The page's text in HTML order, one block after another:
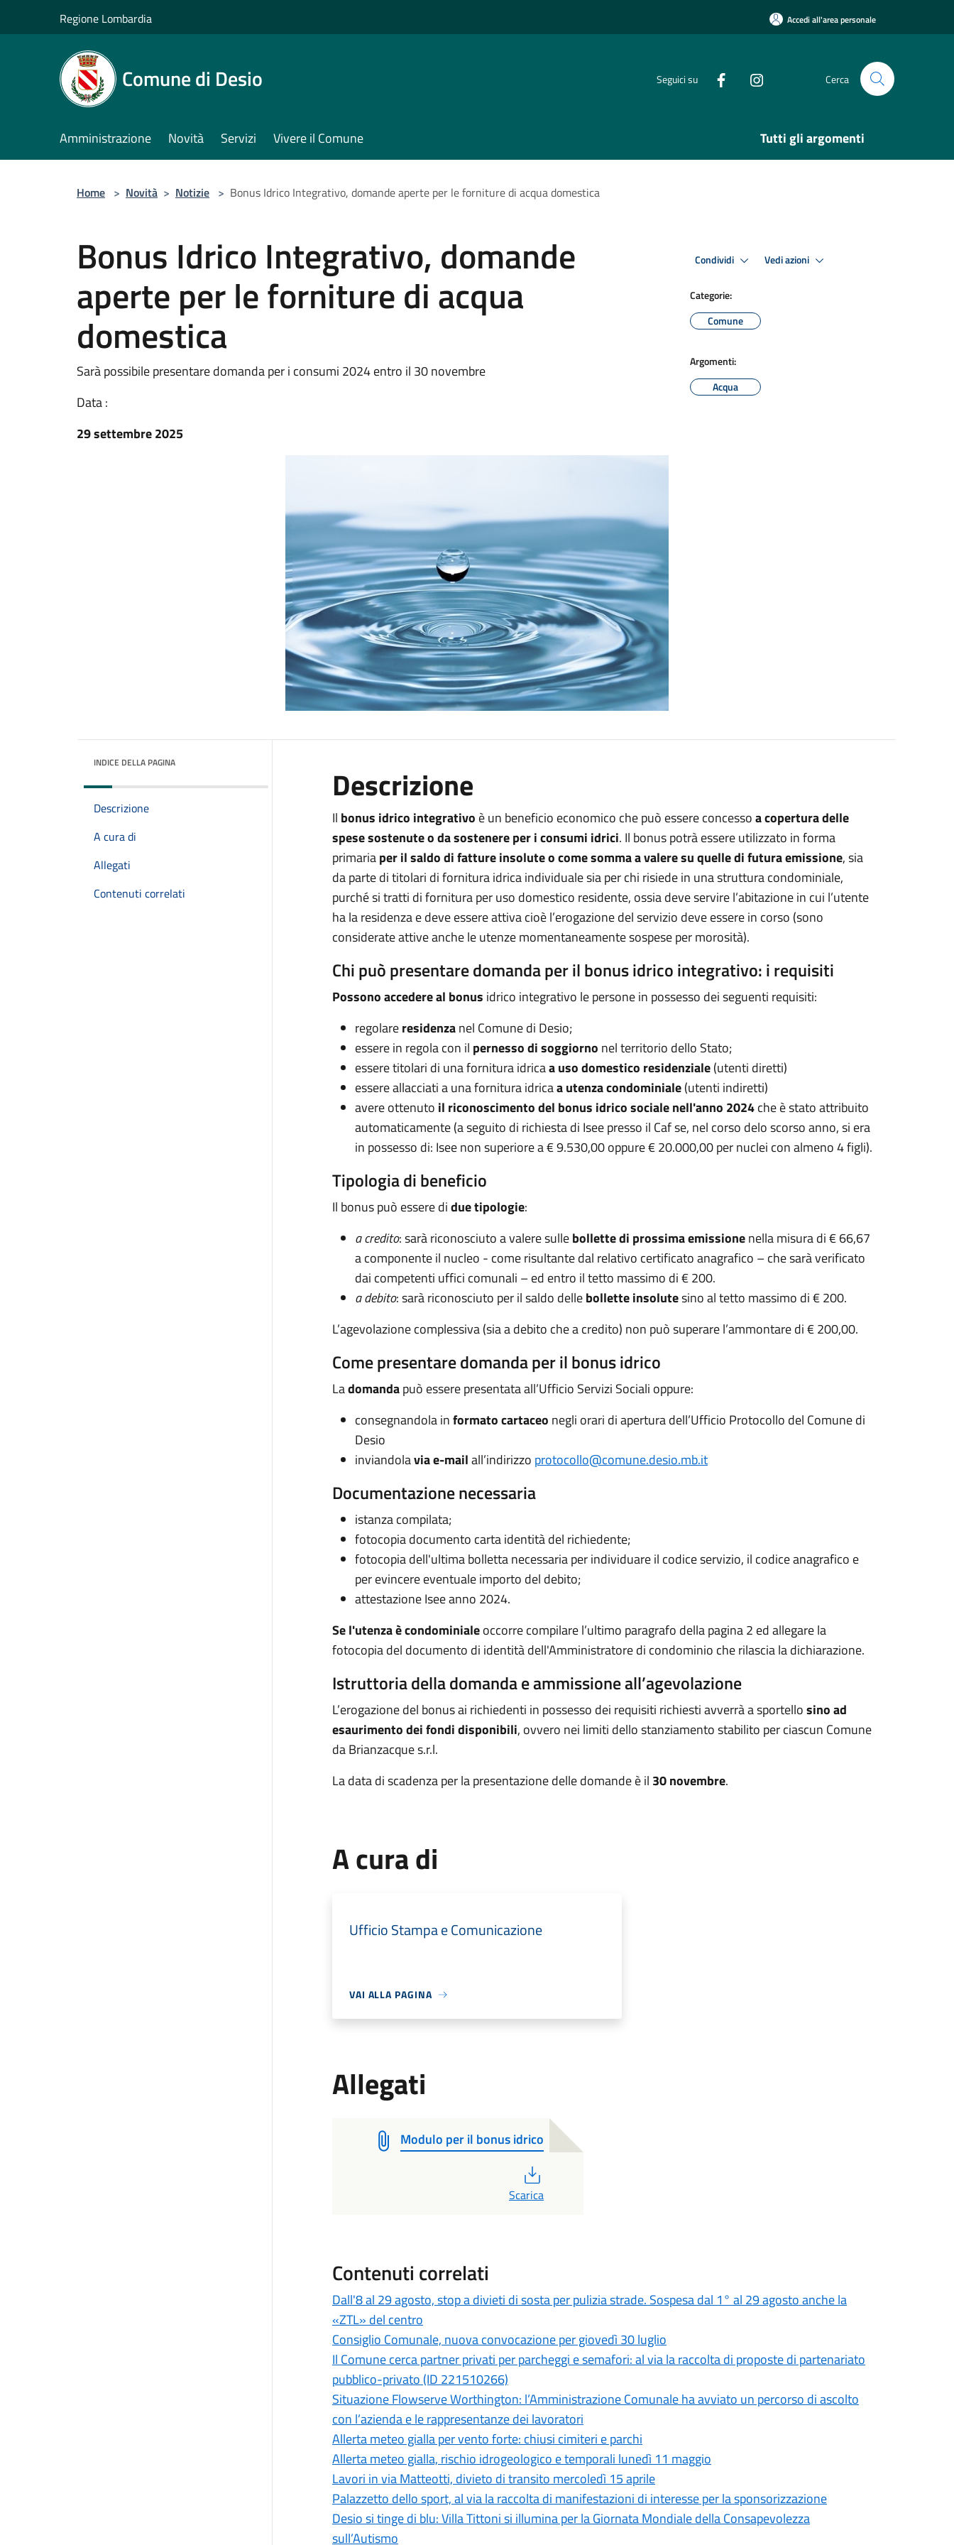
Regione Lombardia Accedi all'area personale
Comune di Desio Seguici su Cerca
Amministrazione Novità Servizi Vivere il Comune Tutti gli argomenti
Home > Novità > Notizie > Bonus Idrico Integrativo, domande aperte per le forniture di acqua domestica
Bonus Idrico Integrativo, domande
aperte per le forniture di acqua
domestica
Sarà possibile presentare domanda per i consumi 2024 entro il 30 novembre
Data :
29 settembre 2025
Condividi Vedi azioni
Categorie:
Comune
Argomenti:
Acqua
INDICE DELLA PAGINA
Descrizione
A cura di
Allegati
Contenuti correlati
Descrizione
Il bonus idrico integrativo è un beneficio economico che può essere concessoa copertura delle
spese sostenute o da sostenere per i consumi idrici. Il bonus potrà essere utilizzato in forma
primariaper il saldo di fatture insolute o come somma a valere su quelle di futura emissione, sia
da parte di titolari di fornitura idrica individuale sia per chi risiede in una struttura condominiale,
purché si tratti di fornitura per uso domestico residente, ossia deve servire l’abitazione in cui l’utente
ha la residenza e deve essere attiva cioè l’erogazione del servizio deve essere in corso (sono
considerate attive anche le utenze momentaneamente sospese per morosità).
Chi può presentare domanda per il bonus idrico integrativo: i requisiti
Possono accedere al bonus idrico integrativo le persone in possesso dei seguenti requisiti:
regolareresidenzanel Comune di Desio;
essere in regola con il pernesso di soggiorno nel territorio dello Stato;
esseretitolari di una fornitura idricaa uso domestico residenziale(utenti diretti)
essere allacciati a una fornitura idricaa utenza condominiale(utenti indiretti)
avere ottenuto il riconoscimento del bonus idrico sociale nell'anno 2024che è stato attribuito
automaticamente (a seguito di richiesta di Isee presso il Caf se, nel corso delo scorso anno, si era
in possesso di: Isee non superiore a € 9.530,00 oppure € 20.000,00 per nuclei con almeno 4 figli).
Tipologia di beneficio
Il bonus può essere didue tipologie:
a credito: sarà riconosciuto a valere sullebollette di prossima emissionenella misura di € 66,67
a componente il nucleo - come risultante dal relativo certificato anagrafico – che sarà verificato
dai competenti uffici comunali – ed entro il tetto massimo di € 200.
a debito: sarà riconosciuto per il saldo dellebollette insolutesino al tetto massimo di € 200.
L’agevolazione complessiva (sia a debito che a credito) non può superare l’ammontare di € 200,00.
Come presentare domanda per il bonus idrico
Ladomandapuò essere presentata all’Ufficio Servizi Sociali oppure:
consegnandola informato cartaceo negli orari di apertura dell’Ufficio Protocollo del Comune di
Desio
inviandolavia e-mailall’indirizzo protocollo@comune.desio.mb.it
Documentazione necessaria
istanza compilata;
fotocopia documento carta identità del richiedente;
fotocopia dell'ultima bolletta necessaria per individuare il codice servizio, il codice anagrafico e
per evincere eventuale importo del debito;
attestazione Isee anno 2024.
Se l'utenza è condominialeoccorre compilare l’ultimo paragrafo della pagina 2 ed allegare la
fotocopia del documento di identità dell'Amministratore di condominio che rilascia la dichiarazione.
Istruttoria della domanda e ammissione all’agevolazione
L’erogazione del bonus ai richiedenti in possesso dei requisiti richiesti avverrà a sportellosino ad
esaurimento dei fondi disponibili, ovvero nei limiti dello stanziamento stabilito per ciascun Comune
da Brianzacque s.r.l.
La data di scadenza per la presentazione delle domande è il 30 novembre.
A cura di
Ufficio Stampa e Comunicazione
VAI ALLA PAGINA
Allegati
Modulo per il bonus idrico
Scarica
Contenuti correlati
Dall'8 al 29 agosto, stop a divieti di sosta per pulizia strade. Sospesa dal 1° al 29 agosto anche la
«ZTL» del centro
Consiglio Comunale, nuova convocazione per giovedì 30 luglio
Il Comune cerca partner privati per parcheggi e semafori: al via la raccolta di proposte di partenariato
pubblico-privato (ID 221510266)
Situazione Flowserve Worthington: l’Amministrazione Comunale ha avviato un percorso di ascolto
con l’azienda e le rappresentanze dei lavoratori
Allerta meteo gialla per vento forte: chiusi cimiteri e parchi
Allerta meteo gialla, rischio idrogeologico e temporali lunedì 11 maggio
Lavori in via Matteotti, divieto di transito mercoledì 15 aprile
Palazzetto dello sport, al via la raccolta di manifestazioni di interesse per la sponsorizzazione
Desio si tinge di blu: Villa Tittoni si illumina per la Giornata Mondiale della Consapevolezza
sull’Autismo